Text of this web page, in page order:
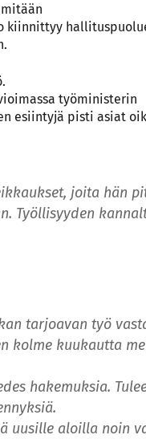
kiinnittyy
työministerin
esiintyjä pisti asiat
joita hän
Työllisyyden
tarjoavan työ
kolme kuukautta
hakemuksia.
uusille aloilla noin